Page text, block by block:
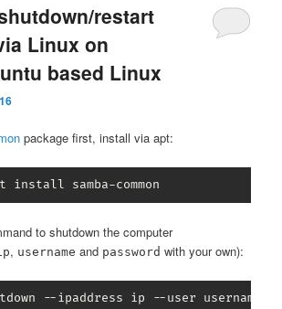
restart
Linux on
based Linux
package first, install via apt:
install samba-common
to shutdown the computer
, username and password with your own):
--ipaddress ip --user